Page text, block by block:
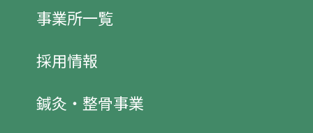
事業所一覧
採用情報
鍼灸・整骨事業